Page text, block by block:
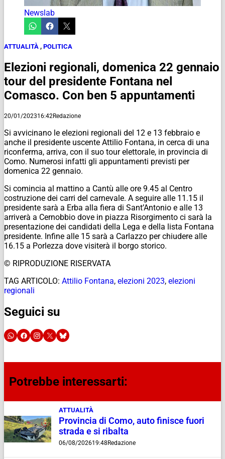
Newslab
ATTUALITÀ , POLITICA
Elezioni regionali, domenica 22 gennaio
tour del presidente Fontana nel
Comasco. Con ben 5 appuntamenti
20/01/202316:42Redazione
Si avvicinano le elezioni regionali del 12 e 13 febbraio e
anche il presidente uscente Attilio Fontana, in cerca di una
riconferma, arriva, con il suo tour elettorale, in provincia di
Como. Numerosi infatti gli appuntamenti previsti per
domenica 22 gennaio.
Si comincia al mattino a Cantù alle ore 9.45 al Centro
costruzione dei carri del carnevale. A seguire alle 11.15 il
presidente sarà a Erba alla fiera di Sant’Antonio e alle 13
arriverà a Cernobbio dove in piazza Risorgimento ci sarà la
presentazione dei candidati della Lega e della lista Fontana
presidente. Infine alle 15 sarà a Carlazzo per chiudere alle
16.15 a Porlezza dove visiterà il borgo storico.
© RIPRODUZIONE RISERVATA
TAG ARTICOLO: Attilio Fontana, elezioni 2023, elezioni
regionali
Seguici su
Potrebbe interessarti:
ATTUALITÀ
Provincia di Como, auto finisce fuori
strada e si ribalta
06/08/202619:48 Redazione